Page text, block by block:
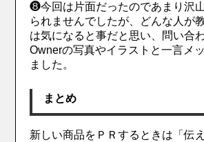
❽今回は片面だったのであまり沢
られませんでしたが、どんな人が
は気になると事だと思い、問い合
Ownerの写真やイラストと一言メ
ました。
まとめ
新しい商品をＰＲするときは「伝